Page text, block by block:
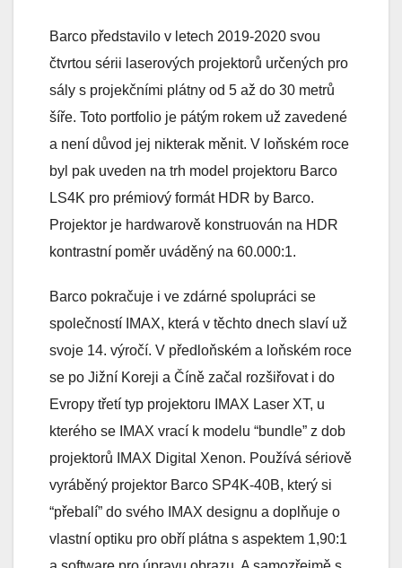
Barco představilo v letech 2019-2020 svou
čtvrtou sérii laserových projektorů určených pro
sály s projekčními plátny od 5 až do 30 metrů
šíře. Toto portfolio je pátým rokem už zavedené
a není důvod jej nikterak měnit. V loňském roce
byl pak uveden na trh model projektoru Barco
LS4K pro prémiový formát HDR by Barco.
Projektor je hardwarově konstruován na HDR
kontrastní poměr uváděný na 60.000:1.
Barco pokračuje i ve zdárné spolupráci se
společností IMAX, která v těchto dnech slaví už
svoje 14. výročí. V předloňském a loňském roce
se po Jižní Koreji a Číně začal rozšiřovat i do
Evropy třetí typ projektoru IMAX Laser XT, u
kterého se IMAX vrací k modelu “bundle” z dob
projektorů IMAX Digital Xenon. Používá sériově
vyráběný projektor Barco SP4K-40B, který si
“přebalí” do svého IMAX designu a doplňuje o
vlastní optiku pro obří plátna s aspektem 1,90:1